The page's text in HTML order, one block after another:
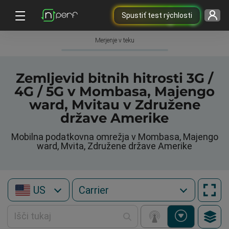
Spustiť test rýchlosti
Merjenje v teku
Zemljevid bitnih hitrosti 3G /
4G / 5G v Mombasa, Majengo
ward, Mvitau v Združene
države Amerike
Mobilna podatkovna omrežja v Mombasa, Majengo
ward, Mvita, Združene države Amerike
US